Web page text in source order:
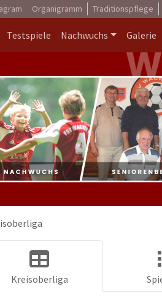
Organigramm Traditionspflege
Testspiele Nachwuchs Galerie
Kreisoberliga